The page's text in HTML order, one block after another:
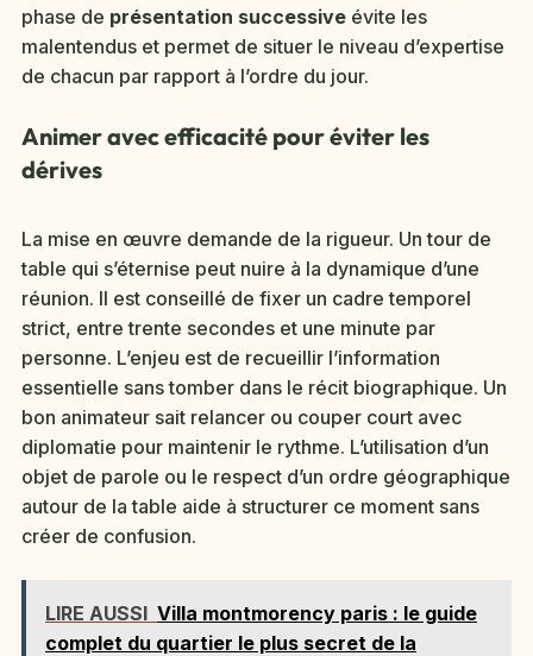
phase de présentation successive évite les
malentendus et permet de situer le niveau d’expertise
de chacun par rapport à l’ordre du jour.
Animer avec efficacité pour éviter les
dérives
La mise en œuvre demande de la rigueur. Un tour de
table qui s’éternise peut nuire à la dynamique d’une
réunion. Il est conseillé de fixer un cadre temporel
strict, entre trente secondes et une minute par
personne. L’enjeu est de recueillir l’information
essentielle sans tomber dans le récit biographique. Un
bon animateur sait relancer ou couper court avec
diplomatie pour maintenir le rythme. L’utilisation d’un
objet de parole ou le respect d’un ordre géographique
autour de la table aide à structurer ce moment sans
créer de confusion.
LIRE AUSSI Villa montmorency paris : le guide
complet du quartier le plus secret de la